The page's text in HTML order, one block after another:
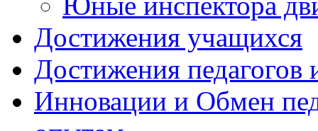
Достижения учащихся
Достижения
Инновации и Обмен